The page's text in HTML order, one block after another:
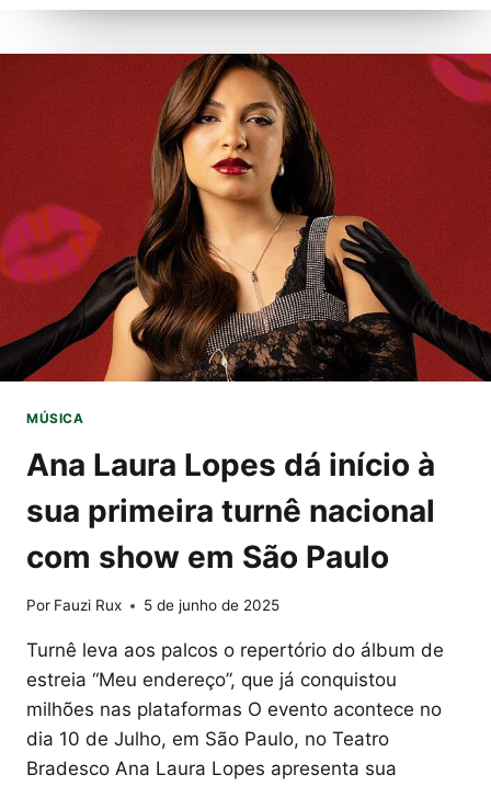
E
RUY
BARBOSA
PROMOVEM
ESTREIA
STELLA
ROLAND-
GARROS
MÚSICA
Ana Laura Lopes dá início à
sua primeira turnê nacional
com show em São Paulo
Por Fauzi Rux 5 de junho de 2025
Turnê leva aos palcos o repertório do álbum de
estreia “Meu endereço”, que já conquistou
milhões nas plataformas O evento acontece no
dia 10 de Julho, em São Paulo, no Teatro
Bradesco Ana Laura Lopes apresenta sua